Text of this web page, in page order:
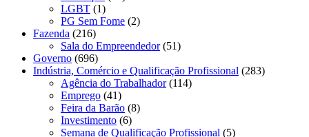
LGBT (1)
PG Sem Fome (2)
Fazenda (216)
Sala do Empreendedor(51)
Governo (696)
Indústria, Comércio e Qualificação Profissional (283)
Agência do Trabalhador(114)
Emprego (41)
Feira da Barão (8)
Investimento (6)
Semana de Qualificação Profissional (5)